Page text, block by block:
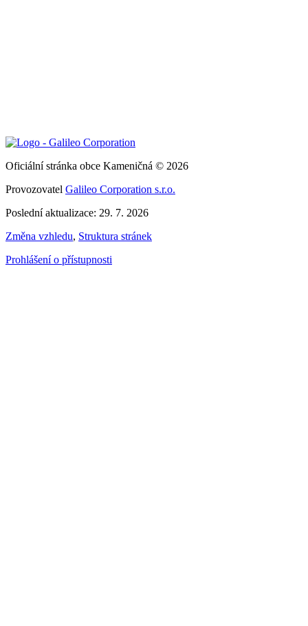
Oficiální stránka obce Kameničná © 2026
Provozovatel Galileo Corporation s.r.o.
Poslední aktualizace: 29. 7. 2026
Změna vzhledu, Struktura stránek
Prohlášení o přístupnosti